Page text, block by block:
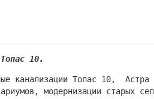
10.
канализации Топас 10,
модернизации старых